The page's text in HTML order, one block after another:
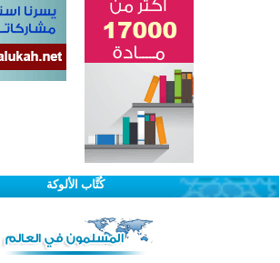
كُتَّاب الألوكة
اختتام الدورة التاسعة لمسابقة حفظ وتلاوة القرآن
تيسليتش تختتم برنامجا تعليميا لتعزيز القيم وبناء
اختتام منافسات قرآنية متميزة في بنغلاديش بمشاركة 3000